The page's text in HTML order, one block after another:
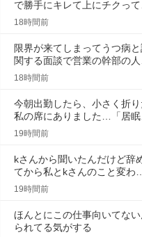
で勝手にキレて上にチクって
18時間前
限界が来てしまってうつ病
関する面談で営業の幹部の人
18時間前
今朝出勤したら、小さく折
私の席にありました…「居眠
19時間前
kさんから聞いたんだけど辞
てから私とkさんのこと変わ…
19時間前
ほんとにこの仕事向いてな
られてる気がする